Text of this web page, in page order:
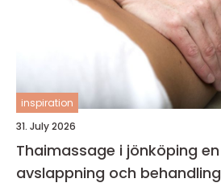
inspiration
31. July 2026
Thaimassage i jönköping en guide till
avslappning och behandling